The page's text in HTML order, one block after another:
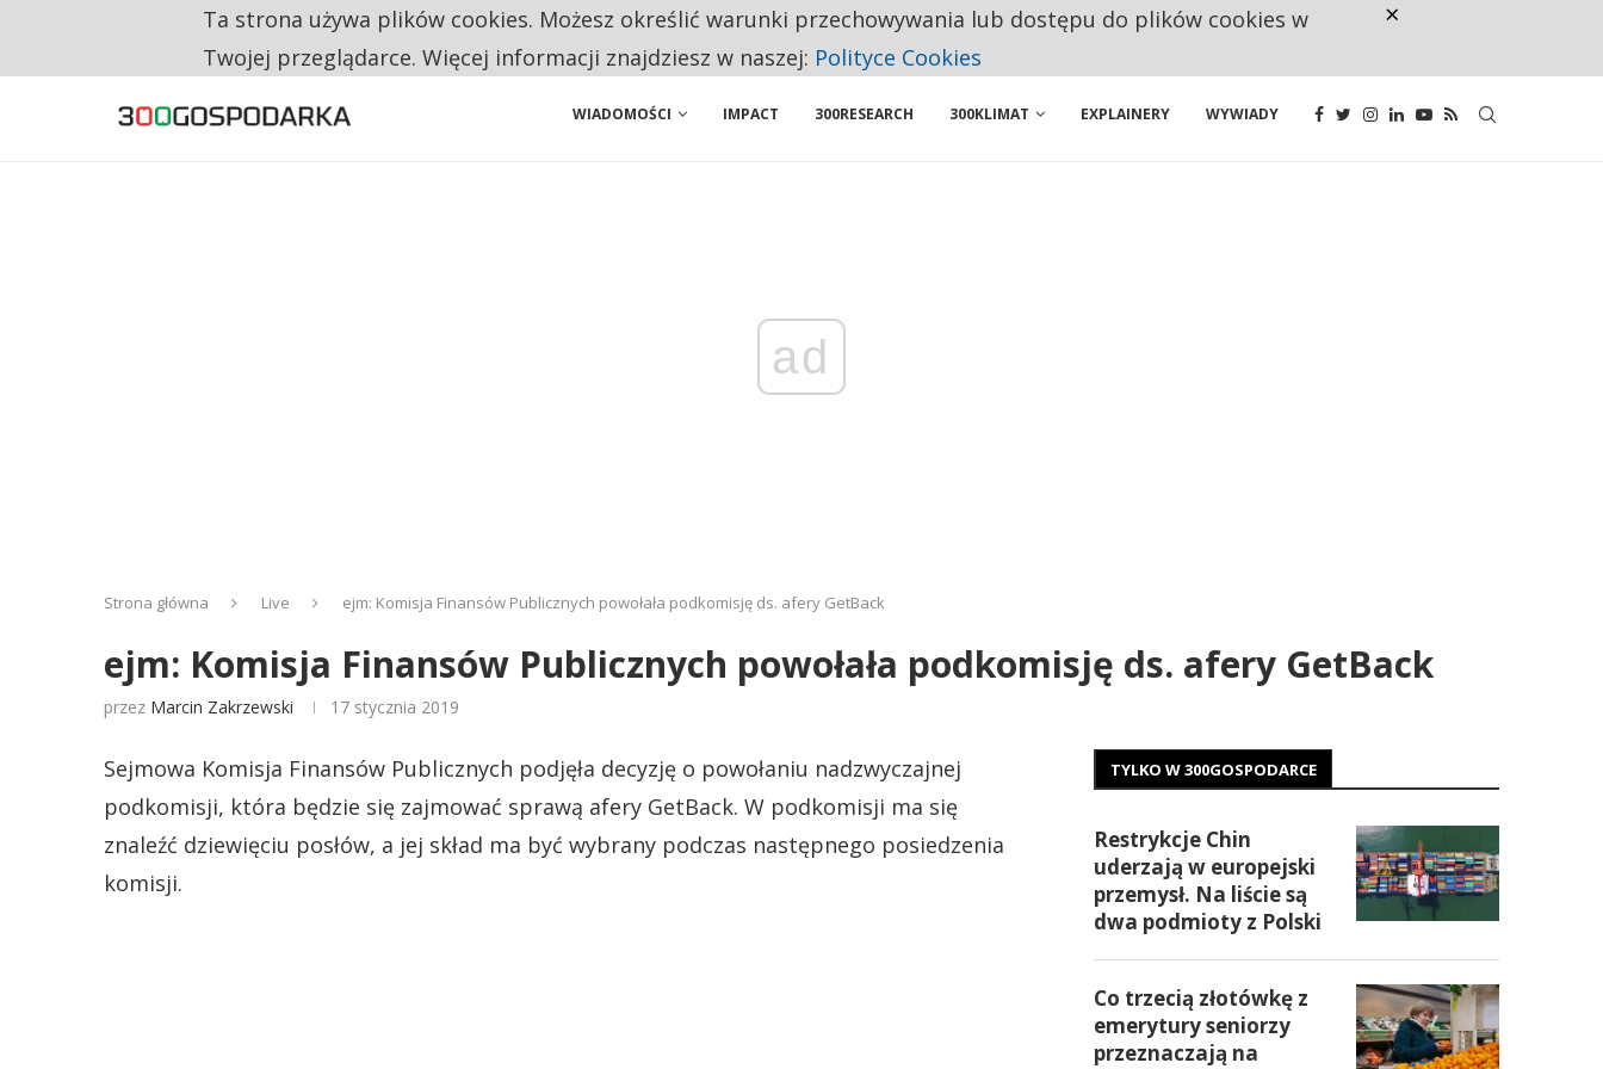
NA JEDEN WAKAT PRZYPADAJĄ 62 ZGŁOSZENIA. WIELU KANDYDATÓW NIE ROZPOCZYNA PRACY
WIADOMOŚCI IMPACT 300RESEARCH 300KLIMAT EXPLAINERY WYWIADY
ad
Strona główna Live ejm: Komisja Finansów Publicznych powołała podkomisję ds. afery GetBack
ejm: Komisja Finansów Publicznych powołała podkomisję ds. afery GetBack
przez Marcin Zakrzewski 17 stycznia 2019
Sejmowa Komisja Finansów Publicznych podjęła decyzję o powołaniu nadzwyczajnej
podkomisji, która będzie się zajmować sprawą afery GetBack. W podkomisji ma się
znaleźć dziewięciu posłów, a jej skład ma być wybrany podczas następnego posiedzenia
komisji.
TYLKO W 300GOSPODARCE
Restrykcje Chin
uderzają w europejski
przemysł. Na liście są
dwa podmioty z Polski
Co trzecią złotówkę z
emerytury seniorzy
przeznaczają na
Ta strona używa plików cookies. Możesz określić warunki przechowywania lub dostępu do plików cookies w
Twojej przeglądarce. Więcej informacji znajdziesz w naszej: Polityce Cookies
×